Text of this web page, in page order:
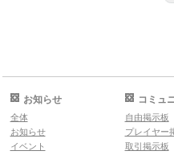
お知らせ
全体
お知らせ
イベント
コミュ
自由掲示板
プレイヤー
取引掲示板